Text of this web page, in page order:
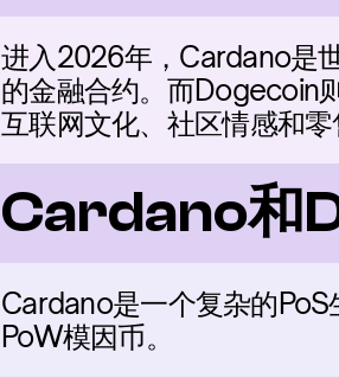
进入2026年，Cardano是
的金融合约。而
互联网文化、社区情感和零
Cardano和
Cardano是一个复杂的
PoW模因币。